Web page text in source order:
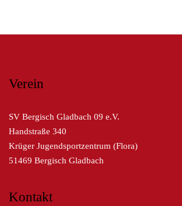
Verein
SV Bergisch Gladbach 09 e.V.
Handstraße 340
Krüger Jugendsportzentrum (Flora)
51469 Bergisch Gladbach
Kontakt